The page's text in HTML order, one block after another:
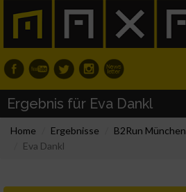
Ergebnis für Eva Dankl
Home Ergebnisse B2Run München
Eva Dankl